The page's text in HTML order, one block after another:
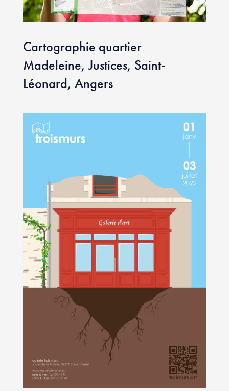
Cartographie quartier
Madeleine, Justices, Saint-
Léonard, Angers